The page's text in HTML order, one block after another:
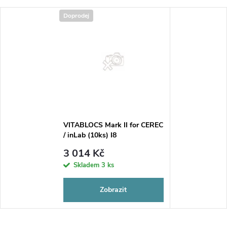
Doprodej
VITABLOCS Mark II for CEREC
/ inLab (10ks) I8
3 014 Kč
Skladem 3 ks
Zobrazit